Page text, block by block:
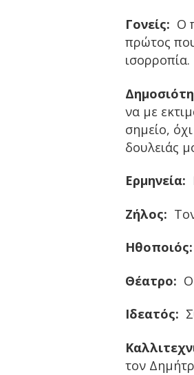
Γονείς: Ο
πρώτος
ισορροπία.
να με
σημείο,
δουλειάς
Ερμηνεία:
Ζήλος:
Ηθοποιός:
Θέατρο:
Ιδεατός:
τον